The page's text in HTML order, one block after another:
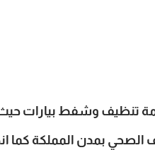
تنظيف وشفط بيارات
الصحي بمدن المملكة كما